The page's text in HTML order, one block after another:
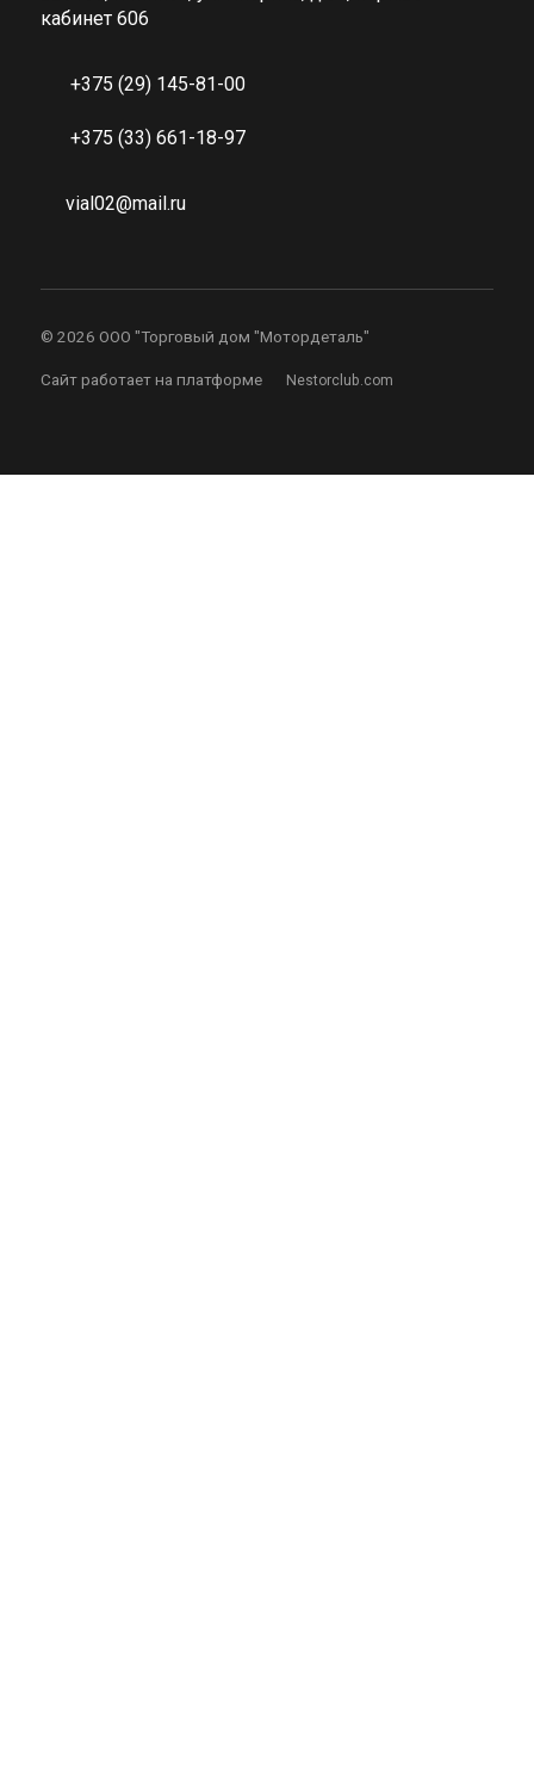
кабинет 606
+375 (29) 145-81-00
+375 (33) 661-18-97
vial02@mail.ru
© 2026 ООО "Торговый дом "Мотордеталь"
Сайт работает на платформе Nestorclub.com